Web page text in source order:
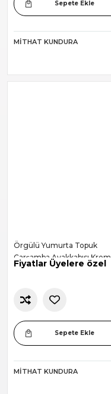
Sepete Ekle
MITHAT KUNDURA
Örgülü Yumurta Topuk
Çarşamba Ayakkabısı Krem
Fiyatlar Üyelere özel
Sepete Ekle
MITHAT KUNDURA